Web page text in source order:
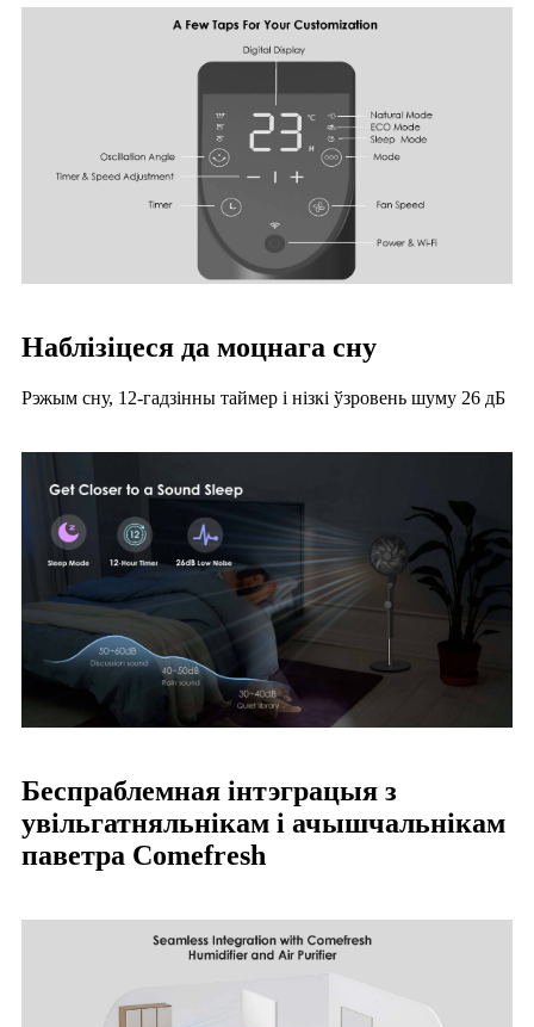
Наблізіцеся да моцнага сну
Рэжым сну, 12-гадзінны таймер і нізкі ўзровень шуму 26 дБ
Беспраблемная інтэграцыя з
увільгатняльнікам і ачышчальнікам
паветра Comefresh